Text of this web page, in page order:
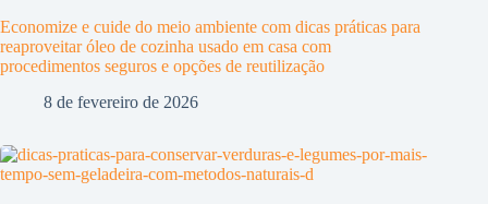
Economize e cuide do meio ambiente com dicas práticas para
reaproveitar óleo de cozinha usado em casa com
procedimentos seguros e opções de reutilização
8 de fevereiro de 2026